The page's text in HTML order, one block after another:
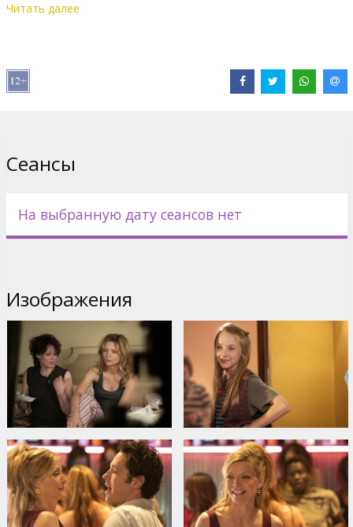
Directed by Amy Heckerling
Дистрибьютор:
Читать далее
Сеансы
На выбранную дату сеансов нет
Изображения